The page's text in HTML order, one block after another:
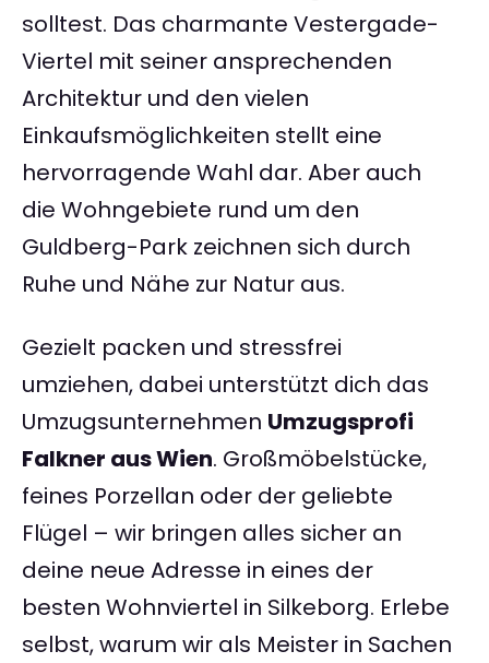
solltest. Das charmante Vestergade-
Viertel mit seiner ansprechenden
Architektur und den vielen
Einkaufsmöglichkeiten stellt eine
hervorragende Wahl dar. Aber auch
die Wohngebiete rund um den
Guldberg-Park zeichnen sich durch
Ruhe und Nähe zur Natur aus.
Gezielt packen und stressfrei
umziehen, dabei unterstützt dich das
Umzugsunternehmen Umzugsprofi
Falkner aus Wien. Großmöbelstücke,
feines Porzellan oder der geliebte
Flügel – wir bringen alles sicher an
deine neue Adresse in eines der
besten Wohnviertel in Silkeborg. Erlebe
selbst, warum wir als Meister in Sachen